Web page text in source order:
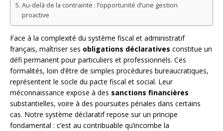
Au-delà de la contrainte : l’opportunité d’une gestion
proactive
Face à la complexité du système fiscal et administratif
français, maîtriser ses obligations déclaratives constitue un
défi permanent pour particuliers et professionnels. Ces
formalités, loin d’être de simples procédures bureaucratiques,
représentent le socle du pacte fiscal et social. Leur
méconnaissance expose à des sanctions financières
substantielles, voire à des poursuites pénales dans certains
cas. Notre système déclaratif repose sur un principe
fondamental : c’est au contribuable qu’incombe la